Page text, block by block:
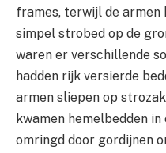
frames, terwijl de armen
simpel strobed op de
waren er verschillende
hadden rijk versierde
armen sliepen op
kwamen hemelbedden
omringd door gordijnen